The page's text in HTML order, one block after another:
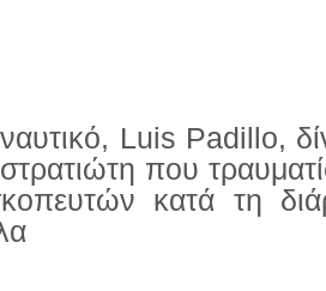
Luis Padillo,
που
κατά τη